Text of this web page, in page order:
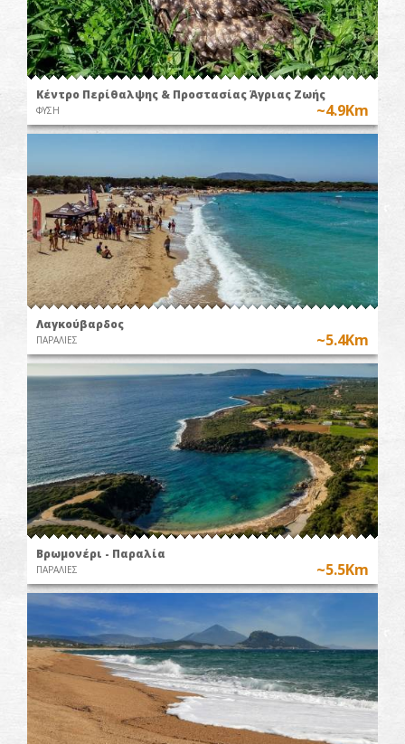
Κέντρο Περίθαλψης & Προστασίας Άγριας Ζωής
ΦΥΣΗ ~4.9Km
Λαγκούβαρδος
ΠΑΡΑΛΙΕΣ ~5.4Km
Βρωμονέρι - Παραλία
ΠΑΡΑΛΙΕΣ ~5.5Km